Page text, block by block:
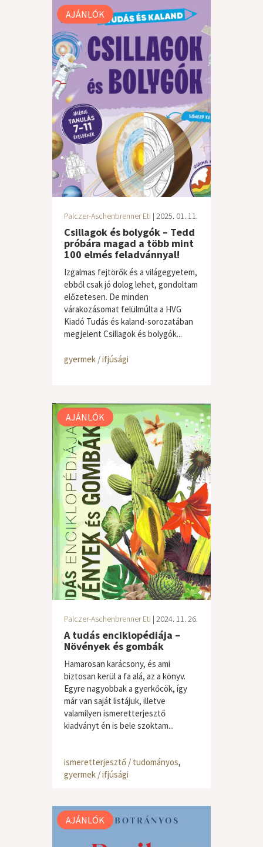
AJÁNLÓK
Palczer-Aschenbrenner Eti | 2025. 01. 11.
Csillagok és bolygók – Tedd
próbára magad a több mint
100 elmés feladvánnyal!
Izgalmas fejtörők és a világegyetem,
ebből csak jó dolog lehet, gondoltam
előzetesen. De minden
várakozásomat felülmúlta a HVG
Kiadó Tudás és kaland-sorozatában
megjelent Csillagok és bolygók...
gyermek / ifjúsági
AJÁNLÓK
Palczer-Aschenbrenner Eti | 2024. 11. 26.
A tudás enciklopédiája –
Növények és gombák
Hamarosan karácsony, és ami
biztosan kerül a fa alá, az a könyv.
Egyre nagyobbak a gyerkőcök, így
már van saját listájuk, illetve
valamilyen ismeretterjesztő
kiadványt én is bele szoktam...
ismeretterjesztő / tudományos,
gyermek / ifjúsági
AJÁNLÓK